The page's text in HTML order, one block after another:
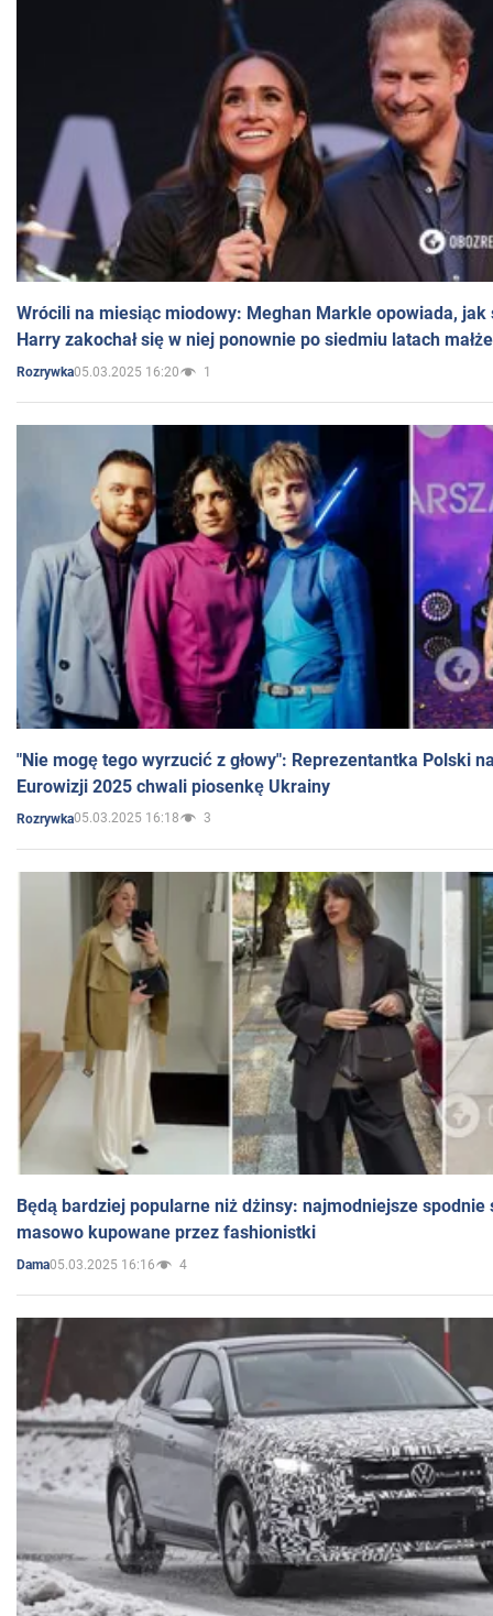
Wrócili na miesiąc miodowy: Meghan Markle opowiada, jak
Harry zakochał się w niej ponownie po siedmiu latach
Rozrywka05.03.2025 16:20 1
"Nie mogę tego wyrzucić z głowy": Reprezentantka Polski
Eurowizji 2025 chwali piosenkę Ukrainy
Rozrywka05.03.2025 16:18 3
Będą bardziej popularne niż dżinsy: najmodniejsze spodnie
masowo kupowane przez fashionistki
Dama05.03.2025 16:16 4